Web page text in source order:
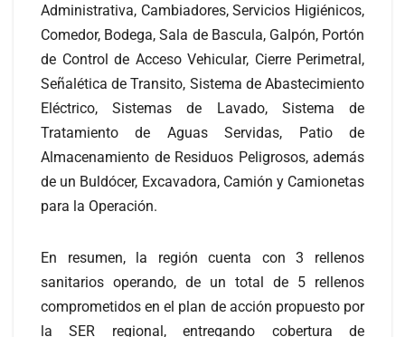
Administrativa, Cambiadores, Servicios Higiénicos,
Comedor, Bodega, Sala de Bascula, Galpón, Portón
de Control de Acceso Vehicular, Cierre Perimetral,
Señalética de Transito, Sistema de Abastecimiento
Eléctrico, Sistemas de Lavado, Sistema de
Tratamiento de Aguas Servidas, Patio de
Almacenamiento de Residuos Peligrosos, además
de un Buldócer, Excavadora, Camión y Camionetas
para la Operación.
En resumen, la región cuenta con 3 rellenos
sanitarios operando, de un total de 5 rellenos
comprometidos en el plan de acción propuesto por
la SER regional, entregando cobertura de